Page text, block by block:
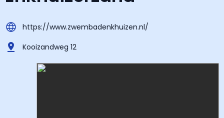
https://www.zwembadenkhuizen.nl/
Kooizandweg 12